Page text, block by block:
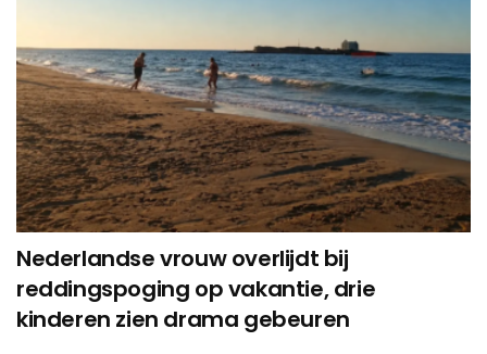
Nederlandse vrouw overlijdt bij
reddingspoging op vakantie, drie
kinderen zien drama gebeuren